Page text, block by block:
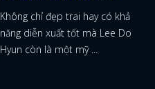
Không chỉ đẹp trai hay có khả
năng diễn xuất tốt mà Lee Do
Hyun còn là một mỹ ...